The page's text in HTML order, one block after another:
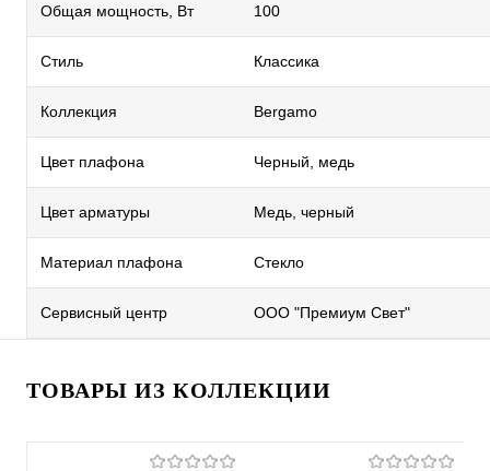
Общая мощность, Вт 100
Стиль Классика
Коллекция Bergamo
Цвет плафона Черный, медь
Цвет арматуры Медь, черный
Материал плафона Стекло
Сервисный центр ООО "Премиум Свет"
ТОВАРЫ ИЗ КОЛЛЕКЦИИ